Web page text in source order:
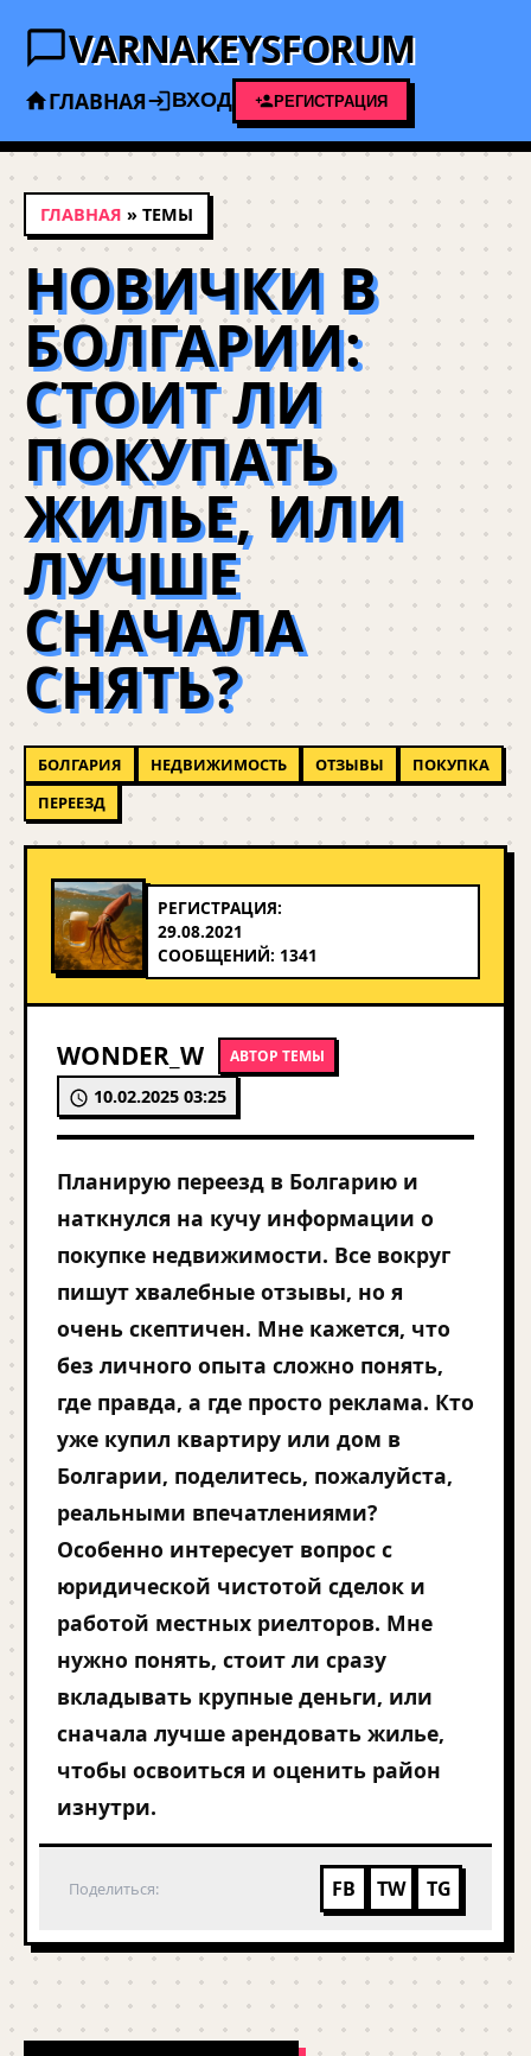
VARNAKEYSFORUM
ГЛАВНАЯ ВХОД РЕГИСТРАЦИЯ
ГЛАВНАЯ » ТЕМЫ
НОВИЧКИ В
БОЛГАРИИ:
СТОИТ ЛИ
ПОКУПАТЬ
ЖИЛЬЕ, ИЛИ
ЛУЧШЕ
СНАЧАЛА
СНЯТЬ?
БОЛГАРИЯ НЕДВИЖИМОСТЬ ОТЗЫВЫ
ПОКУПКА
ПЕРЕЕЗД
РЕГИСТРАЦИЯ:
29.08.2021
СООБЩЕНИЙ: 1341
WONDER_W АВТОР ТЕМЫ
10.02.2025 03:25
Планирую переезд в Болгарию и
наткнулся на кучу информации о
покупке недвижимости. Все вокруг
пишут хвалебные отзывы, но я
очень скептичен. Мне кажется, что
без личного опыта сложно понять,
где правда, а где просто реклама. Кто
уже купил квартиру или дом в
Болгарии, поделитесь, пожалуйста,
реальными впечатлениями?
Особенно интересует вопрос с
юридической чистотой сделок и
работой местных риелторов. Мне
нужно понять, стоит ли сразу
вкладывать крупные деньги, или
сначала лучше арендовать жилье,
чтобы освоиться и оценить район
изнутри.
Поделиться: FB TW TG